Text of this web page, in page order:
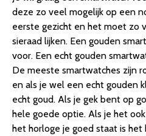
deze zo veel mogelijk op een
eerste gezicht en het moet zo
sieraad lijken. Een gouden
voor. Een echt gouden
De meeste smartwatches zijn
en als je wel een echt gouden
echt goud. Als je gek bent op
hele goede optie. Als je het
het horloge je goed staat is